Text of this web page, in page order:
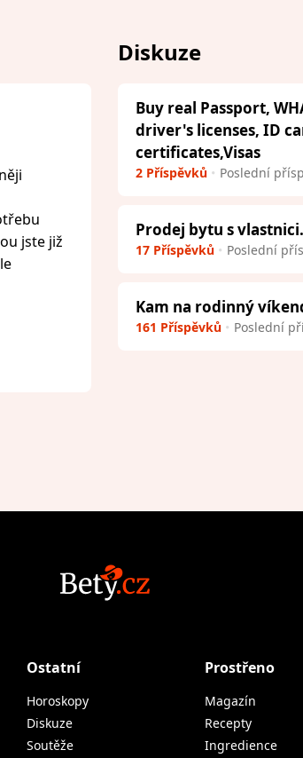
jste již
Diskuze
Buy real Passport,
driver's licenses, ID
certificates,Visas
2 Příspěvků Poslední
Prodej bytu s
17 Příspěvků Poslední
Kam na rodinný
161 Příspěvků Poslední
Ostatní
Horoskopy
Diskuze
Soutěže
Prostřeno
Magazín
Recepty
Ingredience